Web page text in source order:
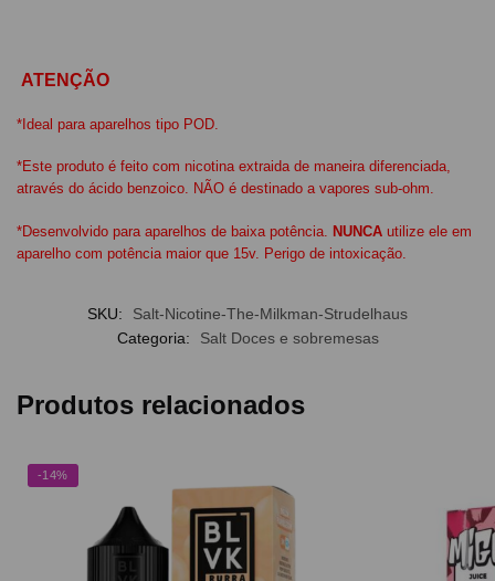
ATENÇÃO
*Ideal para aparelhos tipo POD.
*Este produto é feito com nicotina extraida de maneira diferenciada,
através do ácido benzoico. NÃO é destinado a vapores sub-ohm.
*Desenvolvido para aparelhos de baixa potência. NUNCA utilize ele em
aparelho com potência maior que 15v. Perigo de intoxicação.
SKU:
Salt-Nicotine-The-Milkman-Strudelhaus
Categoria:
Salt Doces e sobremesas
Produtos relacionados
-14%